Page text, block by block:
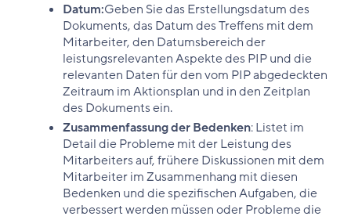
Datum:Geben Sie das Erstellungsdatum des
Dokuments, das Datum des Treffens mit dem
Mitarbeiter, den Datumsbereich der
leistungsrelevanten Aspekte des PIP und die
relevanten Daten für den vom PIP abgedeckten
Zeitraum im Aktionsplan und in den Zeitplan
des Dokuments ein.
Zusammenfassung der Bedenken: Listet im
Detail die Probleme mit der Leistung des
Mitarbeiters auf, frühere Diskussionen mit dem
Mitarbeiter im Zusammenhang mit diesen
Bedenken und die spezifischen Aufgaben, die
verbessert werden müssen oder Probleme die